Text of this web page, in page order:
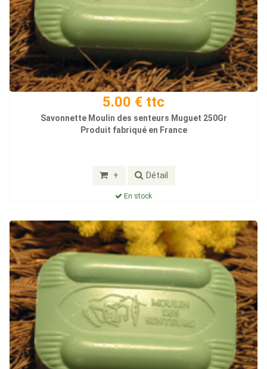
5.00 € ttc
Savonnette Moulin des senteurs Muguet 250Gr
Produit fabriqué en France
+ Détail
En stock